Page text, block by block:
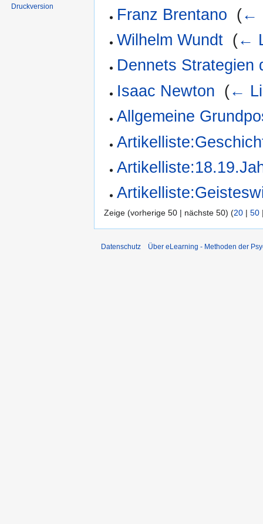
Franz Brentano (←
Wilhelm Wundt (←
Dennets Strategien
Isaac Newton (←
Allgemeine
Zeige (vorherige 50 | nächste 50) (20 | 50
Druckversion
Datenschutz Über eLearning - Methoden der